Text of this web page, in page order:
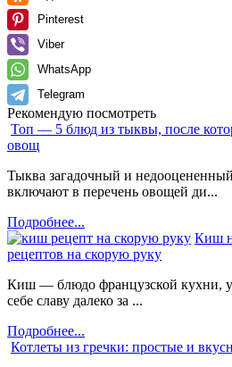
Pinterest
Viber
WhatsApp
Telegram
Рекомендую посмотреть
Топ — 5 блюд из тыквы, после
овощ
Тыква загадочный и
включают в перечень овощей ди...
Подробнее...
Киш
рецептов на скорую руку
Киш — блюдо французской кухни,
себе славу далеко за ...
Подробнее...
Котлеты из гречки: простые и